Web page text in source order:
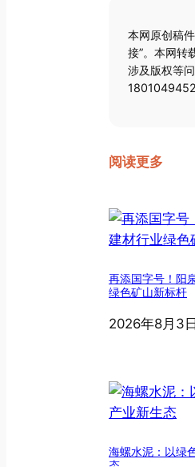
本网原创稿
接”。本网转
涉及版权等
阅读更多
再添国字号！阳
绿色矿山新标杆
2026年8月3日
海螺水泥：以绿